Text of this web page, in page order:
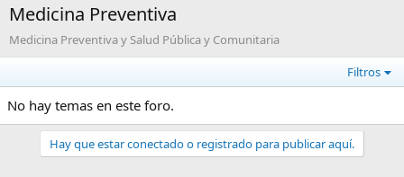
Medicina Preventiva
Medicina Preventiva y Salud Pública y Comunitaria
Filtros
No hay temas en este foro.
Hay que estar conectado o registrado para publicar aquí.